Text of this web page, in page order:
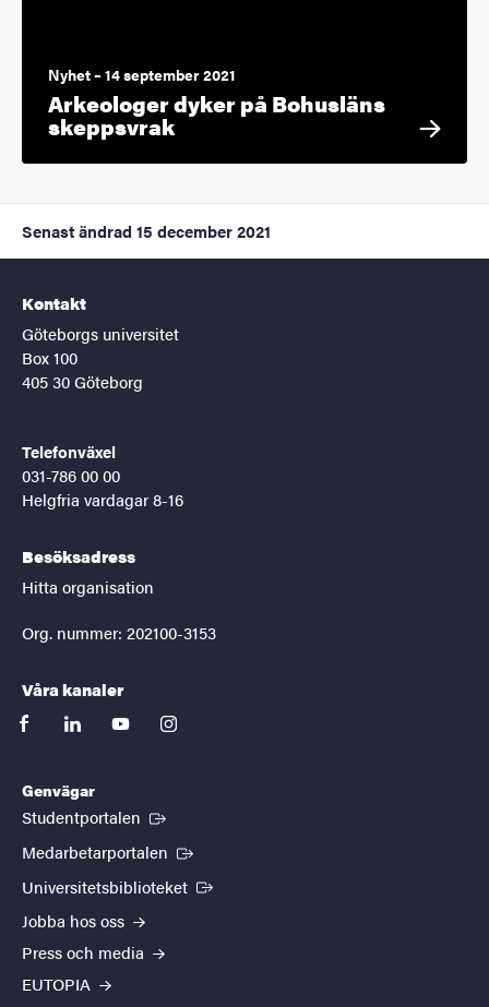
Nyhet – 14 september 2021
Arkeologer dyker på Bohusläns
skeppsvrak
Senast ändrad 15 december 2021
Kontakt
Göteborgs universitet
Box 100
405 30 Göteborg
Telefonväxel
031-786 00 00
Helgfria vardagar 8-16
Besöksadress
Hitta organisation
Org. nummer: 202100-3153
Våra kanaler
facebooklinkedinyoutubeinstagram
Genvägar
Studentportalen (Extern länk)
Medarbetarportalen (Extern länk)
Universitetsbiblioteket (Extern länk)
Jobba hos oss
Press och media
EUTOPIA